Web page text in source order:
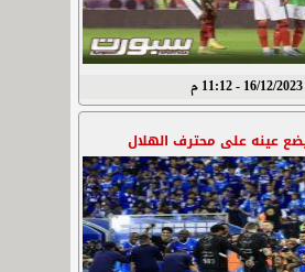
16/12/2023 - 11:12 م
عينه على محترف الهلال